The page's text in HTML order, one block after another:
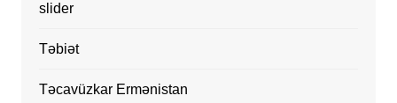
slider
Təbiət
Təcavüzkar Ermənistan